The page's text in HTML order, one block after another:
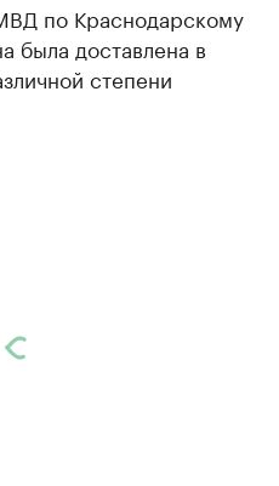
по Краснодарскому
была доставлена в
степени